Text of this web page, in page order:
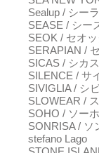
Sealup / シー
SEASE / シー
SEOK / セオッ
SERAPIAN /
SICAS / シカス
SILENCE / サ
SIVIGLIA / シ
SLOWEAR /
SOHO / ソー
SONRISA / ソ
stefano Lago